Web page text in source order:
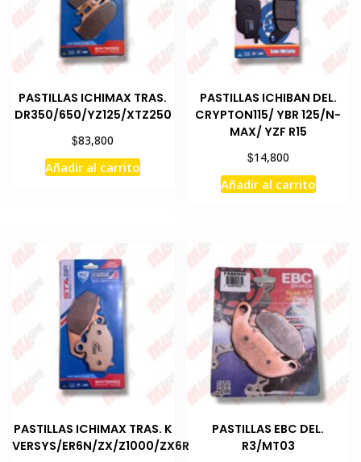
PASTILLAS ICHIMAX TRAS.
DR350/650/YZ125/XTZ250
$83,800
Añadir al carrito
PASTILLAS ICHIBAN DEL.
CRYPTON115/ YBR 125/N-
MAX/ YZF R15
$14,800
Añadir al carrito
PASTILLAS ICHIMAX TRAS. K
VERSYS/ER6N/ZX/Z1000/ZX6R
PASTILLAS EBC DEL.
R3/MT03